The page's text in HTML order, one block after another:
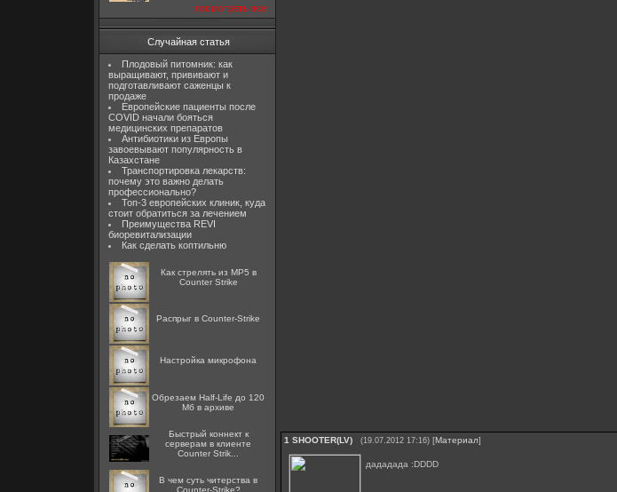
посмотреть все
Случайная статья
Плодовый питомник: как
выращивают, прививают и
подготавливают саженцы к
продаже
Европейские пациенты после
COVID начали бояться
медицинских препаратов
Антибиотики из Европы
завоевывают популярность в
Казахстане
Транспортировка лекарств:
почему это важно делать
профессионально?
Топ-3 европейских клиник, куда
стоит обратиться за лечением
Преимущества REVI
биоревитализации
Как сделать коптильню
Как стрелять из MP5 в
Counter Strike
Распрыг в Counter-Strike
Настройка микрофона
Обрезаем Half-Life до 120
Мб в архиве
Быстрый коннект к
серверам в клиенте
Counter Strik...
В чем суть читерства в
Counter-Strike?
1 SHOOTER(LV) (19.07.2012 17:16) [Материал]
дададада :DDDD